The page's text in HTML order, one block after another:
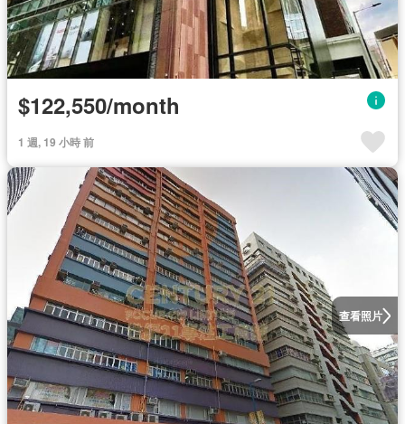
$122,550/month
1 週, 19 小時 前
查看照片